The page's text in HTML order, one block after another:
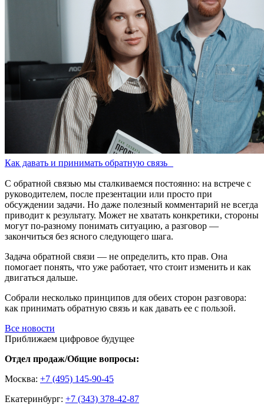
Как давать и принимать обратную связь
С обратной связью мы сталкиваемся постоянно: на встрече с
руководителем, после презентации или просто при
обсуждении задачи. Но даже полезный комментарий не всегда
приводит к результату. Может не хватать конкретики, стороны
могут по-разному понимать ситуацию, а разговор —
закончиться без ясного следующего шага.
Задача обратной связи — не определить, кто прав. Она
помогает понять, что уже работает, что стоит изменить и как
двигаться дальше.
Собрали несколько принципов для обеих сторон разговора:
как принимать обратную связь и как давать ее с пользой.
Все новости
Приближаем цифровое будущее
Отдел продаж/Общие вопросы:
Москва: +7 (495) 145-90-45
Екатеринбург: +7 (343) 378-42-87